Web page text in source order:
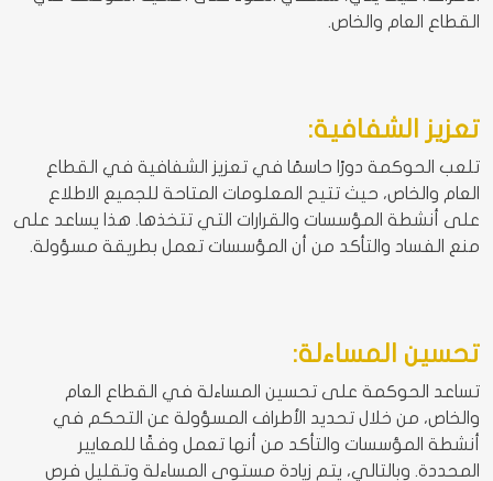
القطاع العام والخاص.
تعزيز الشفافية:
تلعب الحوكمة دورًا حاسمًا في تعزيز الشفافية في القطاع
العام والخاص، حيث تتيح المعلومات المتاحة للجميع الاطلاع
على أنشطة المؤسسات والقرارات التي تتخذها. هذا يساعد على
منع الفساد والتأكد من أن المؤسسات تعمل بطريقة مسؤولة.
تحسين المساءلة:
تساعد الحوكمة على تحسين المساءلة في القطاع العام
والخاص، من خلال تحديد الأطراف المسؤولة عن التحكم في
أنشطة المؤسسات والتأكد من أنها تعمل وفقًا للمعايير
المحددة. وبالتالي، يتم زيادة مستوى المساءلة وتقليل فرص